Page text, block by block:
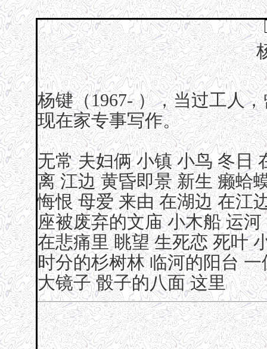
杨键（1967- ），当过工人
现在家专事写作。
无常 夫妇俩 小镇 小鸟 冬日
离 江边 黄昏即景 新生 癞蛤
悔恨 母爱 来由 在湖边 在江
座被废弃的文庙 小木船 运河
在悲痛里 眺望 生死恋 死叶
时分的杉树林 临河的阳台 一
大镜子 骰子的八面 这里